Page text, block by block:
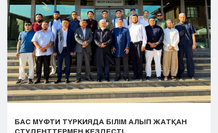
Кызылорда
Павлодар
Петропавловск
Семей
Талдыкорган
Тараз
Туркестан
Уральск
Усть-Каменогорск
БАС МҮФТИ ТҮРКИЯДА БІЛІМ АЛЫП ЖАТҚАН
СТУДЕНТТЕРМЕН КЕЗДЕСТІ